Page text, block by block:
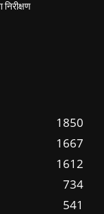
1850
1667
1612
734
541